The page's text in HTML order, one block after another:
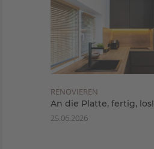
RENOVIEREN
An die Platte, fertig, los!
25.06.2026